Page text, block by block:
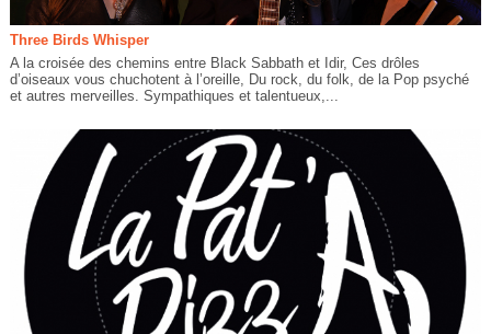
Three Birds Whisper
A la croisée des chemins entre Black Sabbath et Idir, Ces drôles
d’oiseaux vous chuchotent à l’oreille, Du rock, du folk, de la Pop psyché
et autres merveilles. Sympathiques et talentueux,...